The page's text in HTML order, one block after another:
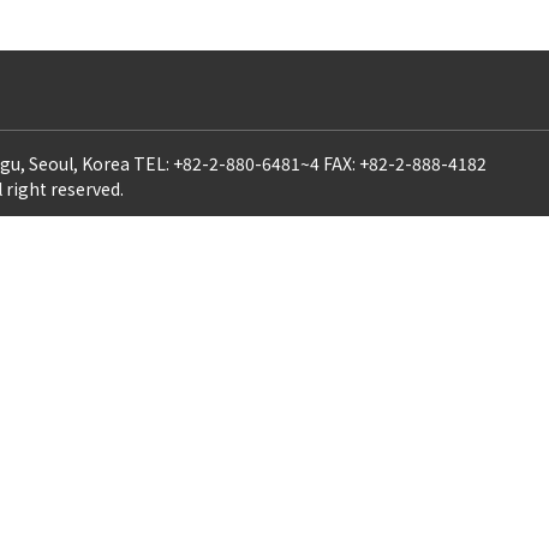
Seoul, Korea TEL: +82-2-880-6481~4 FAX: +82-2-888-4182
right reserved.